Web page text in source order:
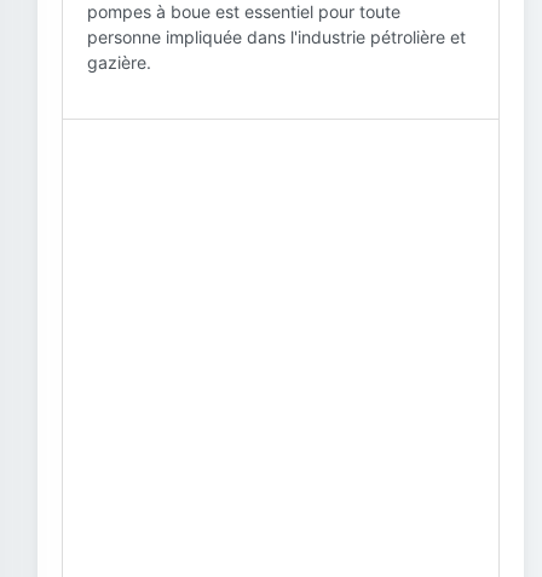
pompes à boue est essentiel pour toute
personne impliquée dans l'industrie pétrolière et
gazière.